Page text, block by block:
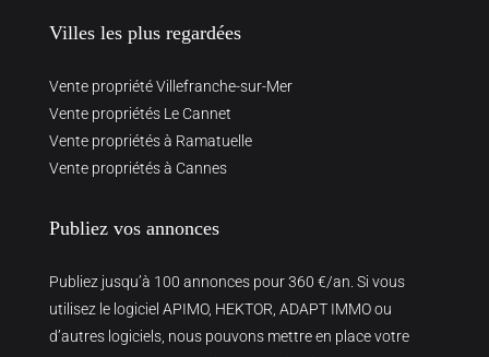
Villes les plus regardées
Vente propriété Villefranche-sur-Mer
Vente propriétés Le Cannet
Vente propriétés à Ramatuelle
Vente propriétés à Cannes
Publiez vos annonces
Publiez jusqu’à 100 annonces pour 360 €/an. Si vous
utilisez le logiciel APIMO, HEKTOR, ADAPT IMMO ou
d’autres logiciels, nous pouvons mettre en place votre